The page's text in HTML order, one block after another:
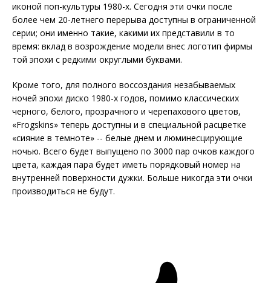
иконой поп-культуры 1980-х. Сегодня эти очки после
более чем 20-летнего перерыва доступны в ограниченной
серии; они именно такие, какими их представили в то
время: вклад в возрождение модели внес логотип фирмы
той эпохи с редкими округлыми буквами.
Кроме того, для полного воссоздания незабываемых
ночей эпохи диско 1980-х годов, помимо классических
черного, белого, прозрачного и черепахового цветов,
«Frogskins» теперь доступны и в специальной расцветке
«сияние в темноте» -- белые днем и люминесцирующие
ночью. Всего будет выпущено по 3000 пар очков каждого
цвета, каждая пара будет иметь порядковый номер на
внутренней поверхности дужки. Больше никогда эти очки
производиться не будут.